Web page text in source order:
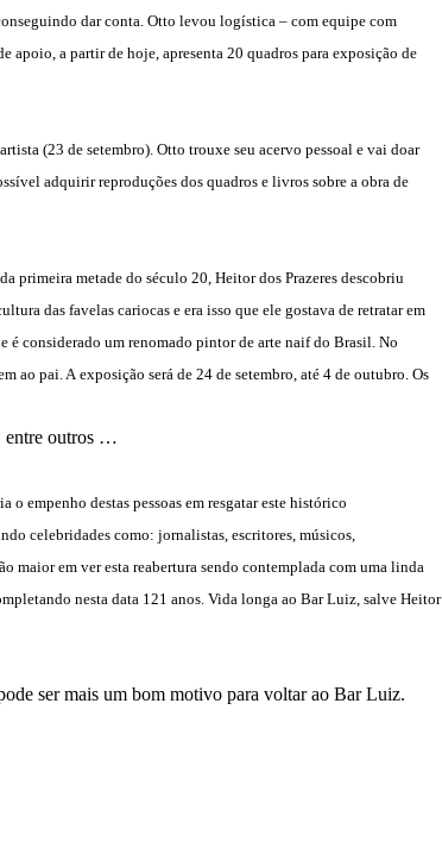
dar conta. Otto levou logística– com equipe com
apoio, a partir de hoje, apresenta 20 quadros para exposição de
(23 de setembro). Otto trouxe seu acervo pessoal e vai doar
adquirir reproduções dos quadros e livros sobre a obra de
primeira metade do século 20, Heitor dos Prazeres descobriu
das favelas cariocas e era isso que ele gostava de retratar em
é considerado um renomado pintor de arte naif do Brasil. No
ao pai. A exposição será de 24 de setembro, até 4 de outubro. Os
entre outros …
o empenho destas pessoas em resgatar este histórico
celebridades como: jornalistas, escritores, músicos,
maior em ver esta reabertura sendo contemplada com uma linda
nesta data 121 anos. Vida longa ao Bar Luiz, salve Heitor
ser mais um bom motivo para voltar ao Bar Luiz.